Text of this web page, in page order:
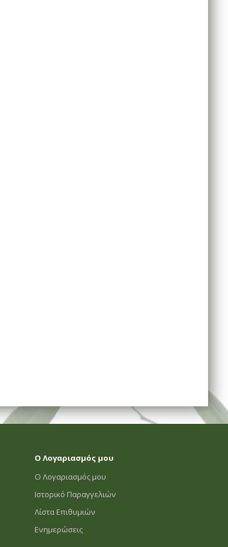
Ο Λογαριασμός μου
Ο Λογαριασμός μου
Ιστορικό Παραγγελιών
Λίστα Επιθυμιών
Ενημερώσεις